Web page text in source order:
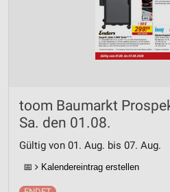
toom Baumarkt
Sa. den 01.08.
Gültig von 01. Aug. bis 07. Aug.
📅 Kalendereintrag erstellen